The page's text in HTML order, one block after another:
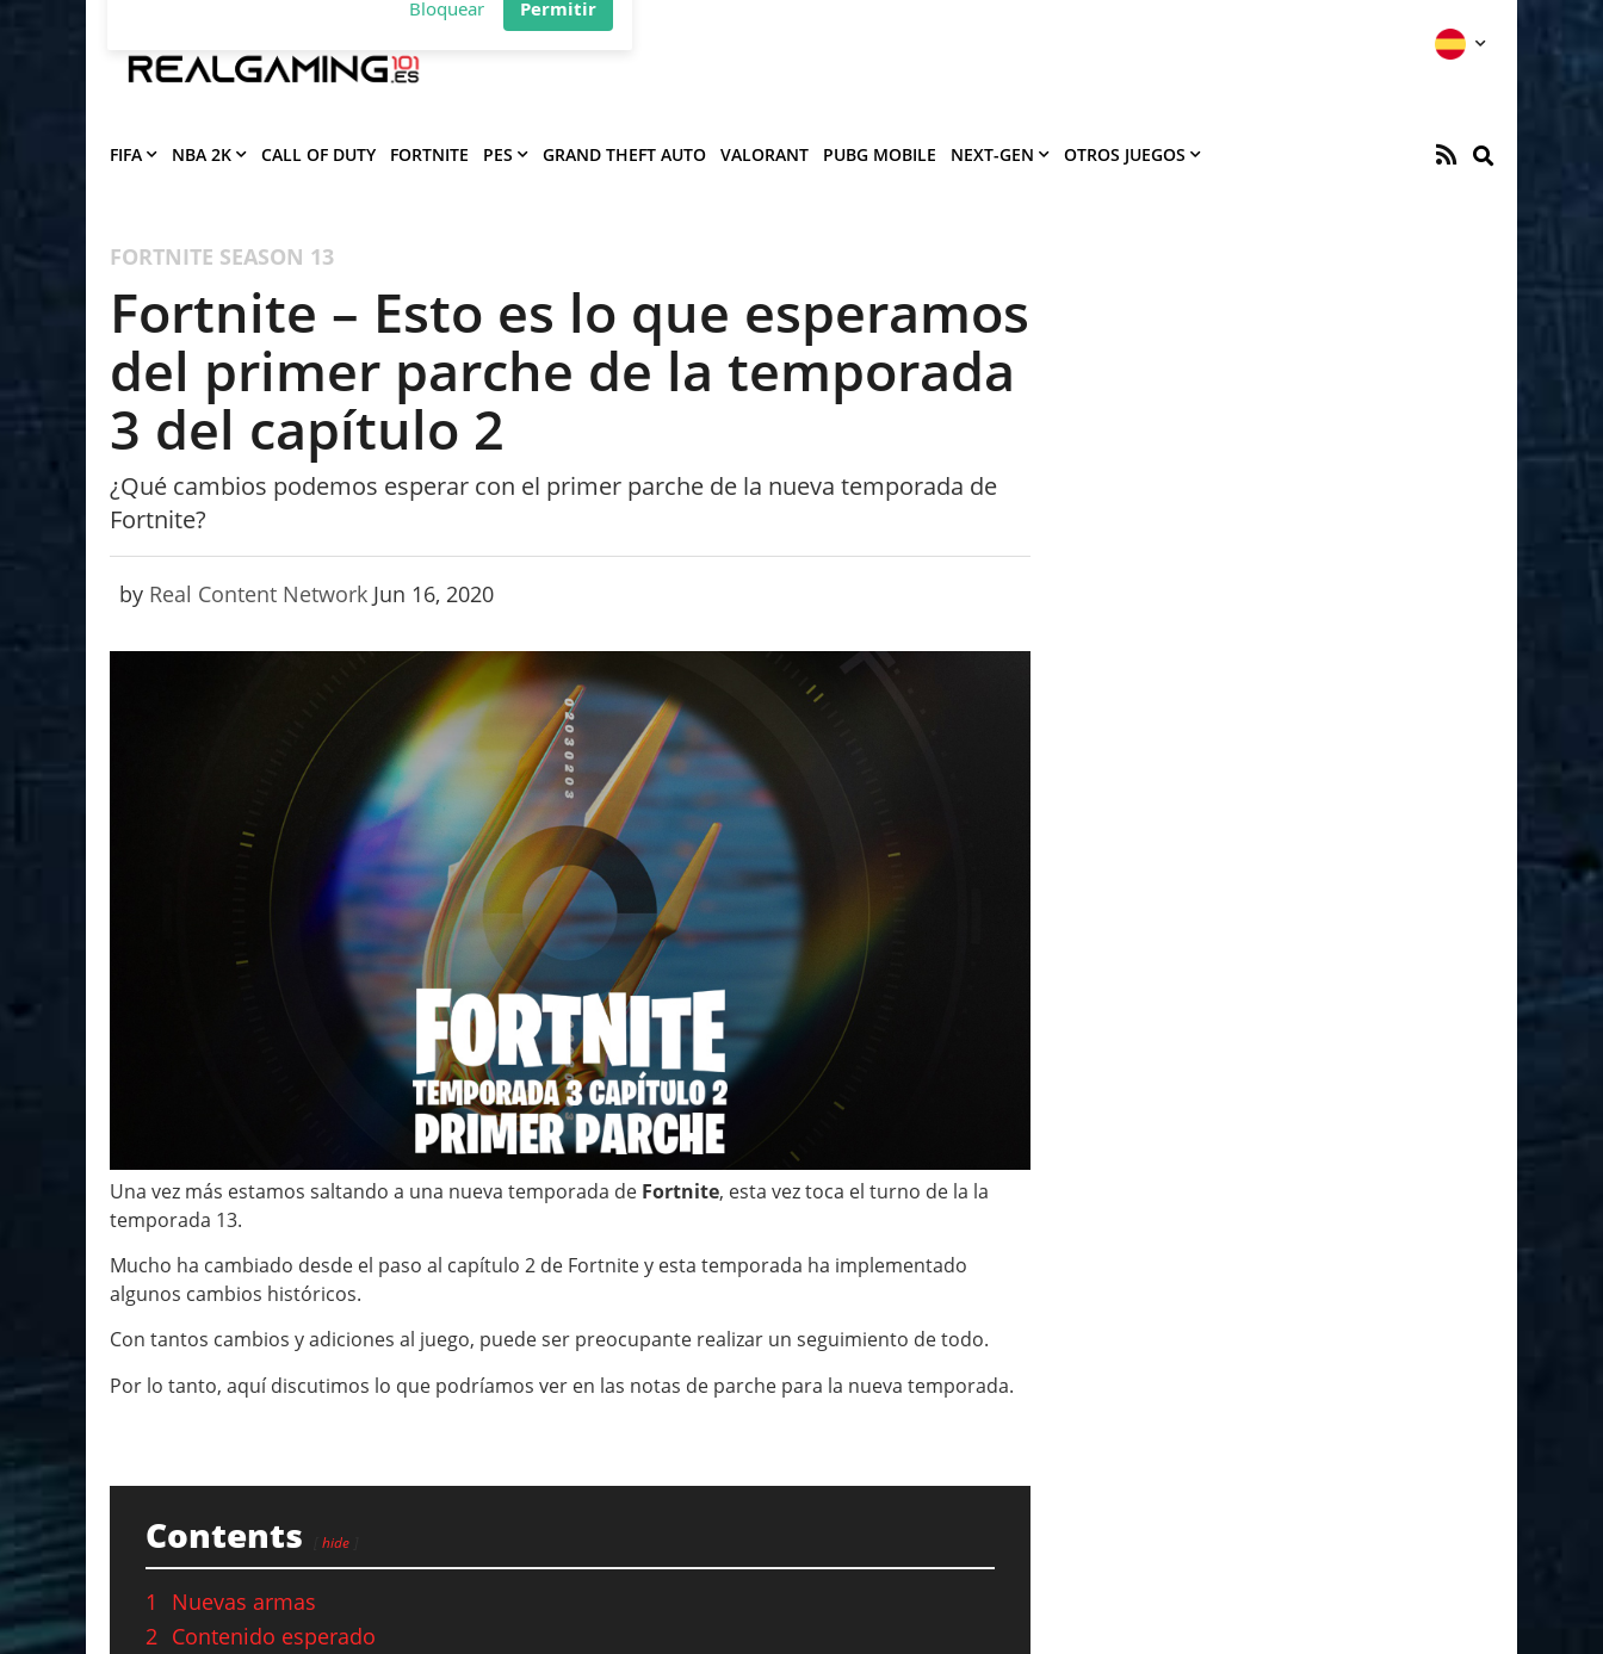
Deja que Gfinity Digital Network te envíe
notificaciones de los mejores artículos.
×
FIFA NBA 2K CALL OF DUTY FORTNITE PES GRAND THEFT AUTO VALORANT PUBG MOBILE NEXT-GEN OTROS JUEGOS
FORTNITE SEASON 13
Fortnite – Esto es lo que esperamos
del primer parche de la temporada
3 del capítulo 2
¿Qué cambios podemos esperar con el primer parche de la nueva temporada de
Fortnite?
by Real Content Network Jun 16, 2020
Una vez más estamos saltando a una nueva temporada de Fortnite, esta vez toca el turno de la la
temporada 13.
Mucho ha cambiado desde el paso al capítulo 2 de Fortnite y esta temporada ha implementado
algunos cambios históricos.
Con tantos cambios y adiciones al juego, puede ser preocupante realizar un seguimiento de todo.
Por lo tanto, aquí discutimos lo que podríamos ver en las notas de parche para la nueva temporada.
Contents hide
1
Nuevas armas
2 Contenido esperado